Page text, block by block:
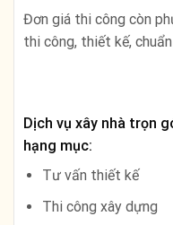
Đơn giá thi công còn
thi công, thiết kế,
Dịch vụ xây nhà trọn
hạng mục:
Tư vấn thiết kế
Thi công xây dựng